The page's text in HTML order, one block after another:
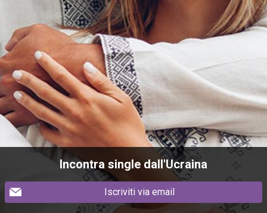
Incontra single dall'Ucraina
Iscriviti via email